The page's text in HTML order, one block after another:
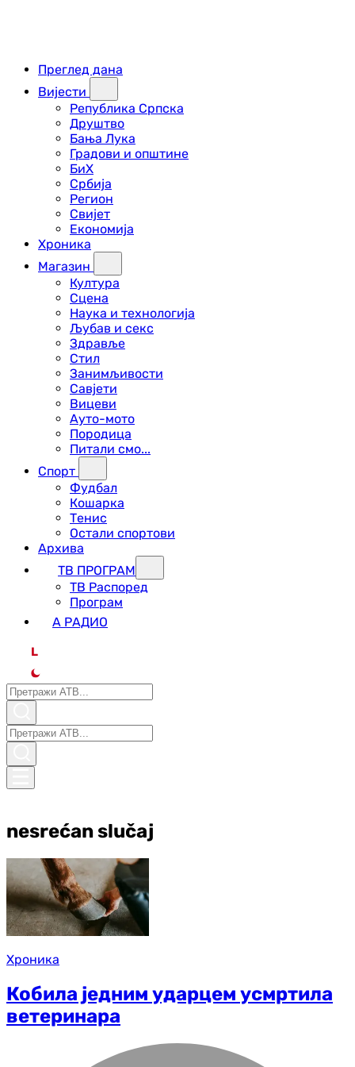
Преглед дана
Вијести
Република Српска
Друштво
Бања Лука
Градови и општине
БиХ
Србија
Регион
Свијет
Економија
Хроника
Магазин
Култура
Сцена
Наука и технологија
Љубав и секс
Здравље
Стил
Занимљивости
Савјети
Вицеви
Ауто-мото
Породица
Питали смо...
Спорт
Фудбал
Кошарка
Тенис
Остали спортови
Архива
ТВ ПРОГРАМ
ТВ Распоред
Програм
А РАДИО
L
nesrećan slučaj
Хроника
Кобила једним ударцем усмртила
ветеринара